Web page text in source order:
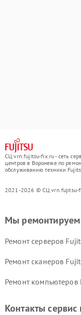
СЦ vrn.fujitsu-fix.ru - сеть
центров в Воронеже по
обслуживанию техники
2021-2026 © СЦ vrn.fujitsu-
Мы ремонтируем
Ремонт серверов
Ремонт сканеров
Ремонт компьютеров
Контакты сервис